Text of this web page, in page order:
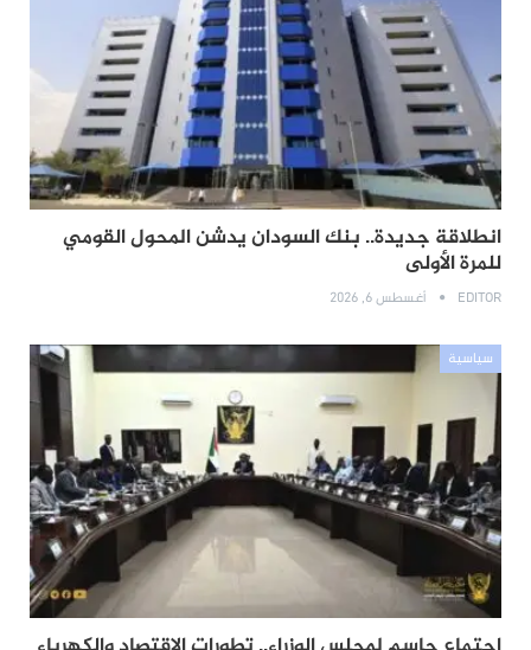
انطلاقة جديدة.. بنك السودان يدشن المحول القومي
للمرة الأولى
EDITOR أغسطس 6, 2026
سياسية